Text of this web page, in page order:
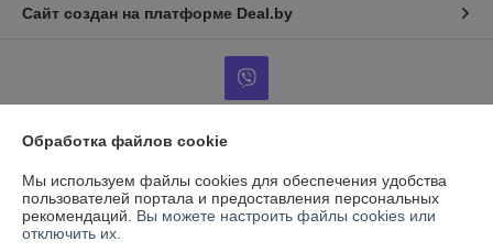
Сайт создан на платформе Deal.by
Юридическое лицо:ООО "ВентТеплоСтандарт"
РБ, 230003, г. Гродно, ул. Магистральная, д. 8, пом. 19
Обработка файлов cookie
Мы используем файлы cookies для обеспечения удобства
пользователей портала и предоставления персональных
рекомендаций. Вы можете настроить файлы cookies или
отключить их.